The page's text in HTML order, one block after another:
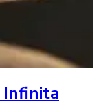
Infinita